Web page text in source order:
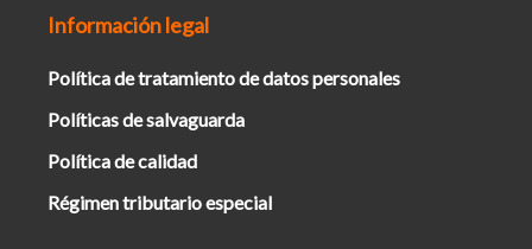
Información legal
Política de tratamiento de datos personales
Políticas de salvaguarda
Política de calidad
Régimen tributario especial